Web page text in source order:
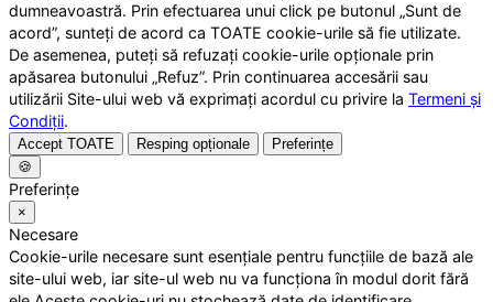
dumneavoastră. Prin efectuarea unui click pe butonul „Sunt de
acord”, sunteți de acord ca TOATE cookie-urile să fie utilizate.
De asemenea, puteți să refuzați cookie-urile opționale prin
apăsarea butonului „Refuz”. Prin continuarea accesării sau
utilizării Site-ului web vă exprimați acordul cu privire la Termeni și
Condiții.
Accept TOATE Resping opționale
Preferințe
🍪
Preferințe
×
Necesare
Cookie-urile necesare sunt esențiale pentru funcțiile de bază ale
site-ului web, iar site-ul web nu va funcționa în modul dorit fără